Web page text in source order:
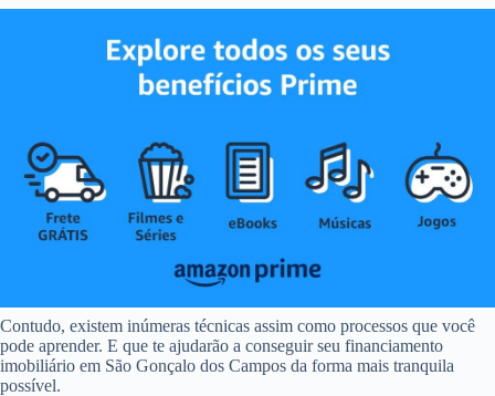
Contudo, existem inúmeras técnicas assim como processos que você
pode aprender. E que te ajudarão a conseguir seu financiamento
imobiliário em São Gonçalo dos Campos da forma mais tranquila
possível.